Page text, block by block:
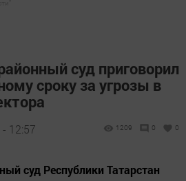
суд приговорил
сроку за угрозы в
12:57 1209 0 0
суд Республики Татарстан